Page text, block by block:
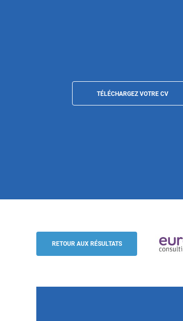
TÉLÉCHARGEZ VOTRE CV
aménagement premium
Eurojob-Consulting
RETOUR AUX RÉSULTATS